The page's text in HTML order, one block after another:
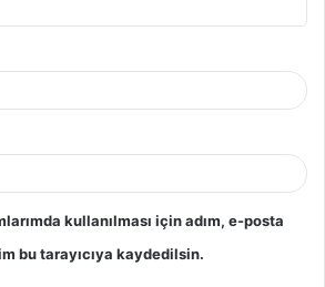
kullanılması için adım, e-posta
bu tarayıcıya kaydedilsin.